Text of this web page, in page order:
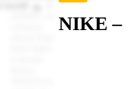
NIKE –